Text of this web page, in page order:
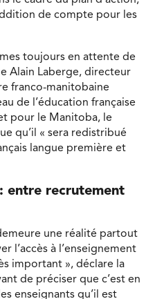
de compte pour les
toujours en attente de
Alain Laberge, directeur
franco-manitobaine
de l’éducation française
pour le Manitoba, le
qu’il « sera redistribué
langue première et
entre recrutement
une réalité partout
l’accès à l’enseignement
important », déclare la
de préciser que c’est en
enseignants qu’il est